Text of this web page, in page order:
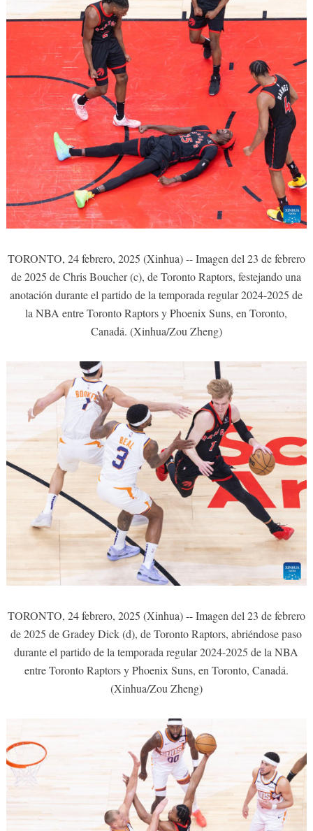
TORONTO, 24 febrero, 2025 (Xinhua) -- Imagen del 23 de febrero
de 2025 de Chris Boucher (c), de Toronto Raptors, festejando una
anotación durante el partido de la temporada regular 2024-2025 de
la NBA entre Toronto Raptors y Phoenix Suns, en Toronto,
Canadá. (Xinhua/Zou Zheng)
TORONTO, 24 febrero, 2025 (Xinhua) -- Imagen del 23 de febrero
de 2025 de Gradey Dick (d), de Toronto Raptors, abriéndose paso
durante el partido de la temporada regular 2024-2025 de la NBA
entre Toronto Raptors y Phoenix Suns, en Toronto, Canadá.
(Xinhua/Zou Zheng)